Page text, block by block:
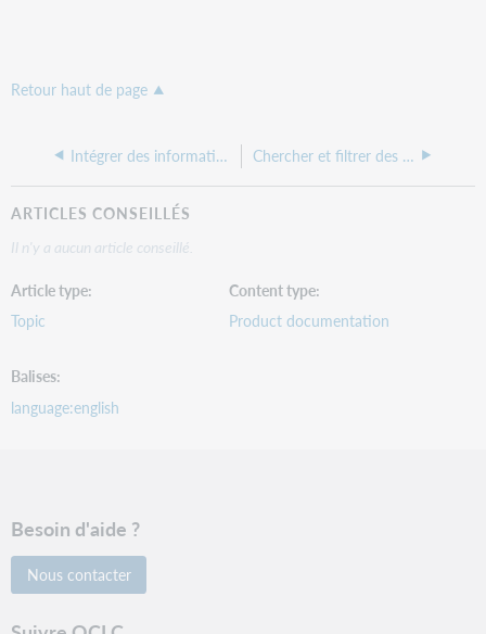
Retour haut de page
Intégrer des informations sur les factures à votre système financier externe en utilisant une API WorldShare Chercher et filtrer des documents facturés
ARTICLES CONSEILLÉS
Il n'y a aucun article conseillé.
Article type
Topic
Content type
Product documentation
Balises
language:english
Besoin d'aide ?
Nous contacter